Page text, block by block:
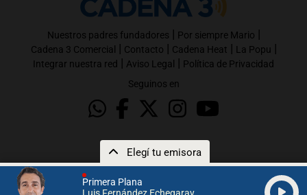
Primera Plana
Elegí tu emisora
Nuestros padres fundadores | Por siempre Mario |
Cadena 3 Comercial | Contacto | Cadena Heat | La Popu |
Integrar nuestra red | Aviso Legal | Política de Privacidad
Seguinos en